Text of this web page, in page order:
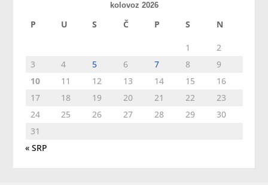
kolovoz 2026
P U S Č P S N
1
2
3
4 5 6 7 8
9
10
11 12 13 14 15
16
17
18 19 20 21 22
23
24
25 26 27 28 29
30
31
« SRP